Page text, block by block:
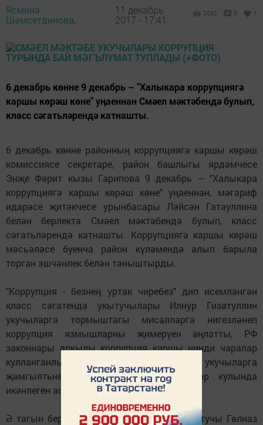
Ясминә
Шәмсетдинова,
11 декабрь
2017 - 17:41
2062 0 1
6 декабрь көнне 9 декабрь – "Халыкара коррупциягә
каршы көрәш көне" уңаеннан Смәел мәктәбендә булып,
класс сәгатьләрендә катнашты.
6 декабрь көнне районның коррупциягә каршы көрәш
комиссиясе секретаре, район башлыгы ярдәмчесе
Энҗе Фәрит кызы Гарипова 9 декабрь – "Халыкара
коррупциягә каршы көрәш көне" уңаеннан, мәгариф
идарәсе җитәкчесе урынбасары Ләйсән Гатауллина
белән берлектә Смәел мәктәбендә булып, класс
сәгатьләрендә катнашты. Коррупциягә каршы көрәш
мәсьәләсе буенча район күләмендә алып барыла
торган эшчәнлек белән таныштырды.
"Коррупция - безнең уртак чиребез" дип исемләнгән
класс сәгатендә укытучылары Илнур Гизатуллин
укучыларга тормыштагы мисалларга нигезләнеп
коррупция язмышларны җимерүен аңлатты, РФ
законнары аркылы коррупция каршы нинди чаралар
кулланганлыгын әйтте. Шулай ук укучыларга
җәмгыятьнең яхшы якка үзгәрүен алар кулында
икәнлеген ассызыклады.
Ә тагын бер сыйныфта узган чарада укытучы Гөлназ